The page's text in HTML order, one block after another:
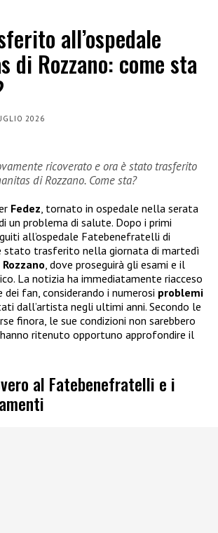
all’ospedale
di Rozzano: come sta
2026
ricoverato e ora è stato trasferito
di Rozzano. Come sta?
Fedez , tornato in ospedale nella serata
un problema di salute. Dopo i primi
all’ospedale Fatebenefratelli di
stato trasferito nella giornata di martedì
, dove proseguirà gli esami e il
La notizia ha immediatamente riacceso
dei fan, considerando i numerosi problemi
dall’artista negli ultimi anni. Secondo le
finora, le sue condizioni non sarebbero
ritenuto opportuno approfondire il
al Fatebenefratelli e i